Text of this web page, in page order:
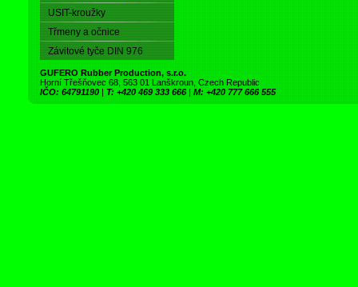
USIT-kroužky
Třmeny a očnice
Závitové tyče DIN 976
GUFERO Rubber Production, s.r.o.
Horní Třešňovec 68, 563 01 Lanškroun, Czech Republic
IČO: 64791190 | T: +420 469 333 666 | M: +420 777 666 555